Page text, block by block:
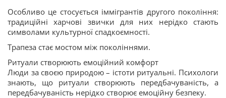
Особливо це стосується іммігрантів другого покоління:
традиційні харчові звички для них нерідко стають
символами культурної спадкоємності.
Трапеза стає мостом між поколіннями.
Ритуали створюють емоційний комфорт
Люди за своєю природою – істоти ритуальні. Психологи
знають, що ритуали створюють передбачуваність, а
передбачуваність нерідко створює емоційну безпеку.